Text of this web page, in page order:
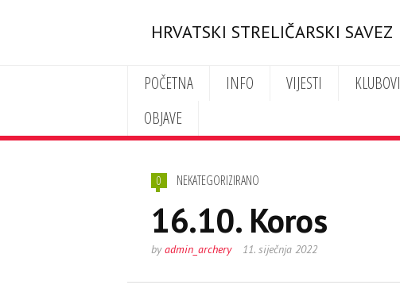
HRVATSKI STRELIČARSKI SAVEZ
POČETNA INFO VIJESTI KLUBOVI
OBJAVE
0 NEKATEGORIZIRANO
16.10. Koros
byadmin_archery 11. siječnja 2022